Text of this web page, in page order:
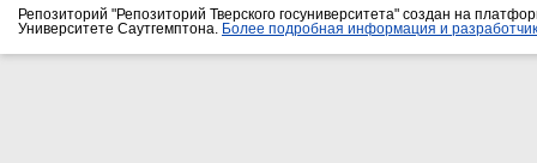
Репозиторий "Репозиторий Тверского госуниверситета" создан на
Университете Саутгемптона. Более подробная информация и